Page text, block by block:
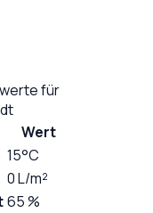
für
Wert
15°C
0 L/m²
65 %